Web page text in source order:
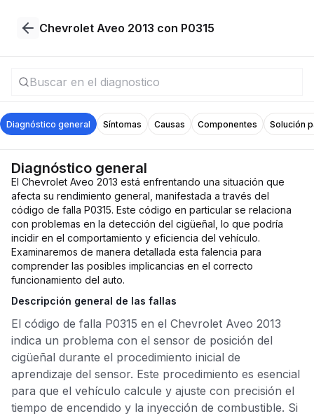
Chevrolet Aveo 2013 con P0315
Diagnóstico general Síntomas Causas Componentes Solución
Diagnóstico general
El Chevrolet Aveo 2013 está enfrentando una situación que
afecta su rendimiento general, manifestada a través del
código de falla P0315. Este código en particular se relaciona
con problemas en la detección del cigüeñal, lo que podría
incidir en el comportamiento y eficiencia del vehículo.
Examinaremos de manera detallada esta falencia para
comprender las posibles implicancias en el correcto
funcionamiento del auto.
Descripción general de las fallas
El código de falla P0315 en el Chevrolet Aveo 2013
indica un problema con el sensor de posición del
cigüeñal durante el procedimiento inicial de
aprendizaje del sensor. Este procedimiento es esencial
para que el vehículo calcule y ajuste con precisión el
tiempo de encendido y la inyección de combustible. Si